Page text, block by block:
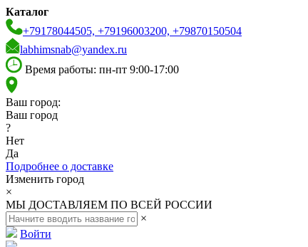
Каталог
+79178044505, +79196003200, +79870150504
labhimsnab@yandex.ru
Время работы: пн-пт 9:00-17:00
Ваш город:
Ваш город
?
Нет
Да
Подробнее о доставке
Изменить город
×
МЫ ДОСТАВЛЯЕМ ПО ВСЕЙ РОССИИ
×
Войти